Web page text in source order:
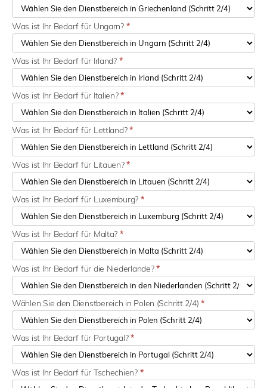
Was ist Ihr Bedarf für Ungarn? *
Was ist Ihr Bedarf für Irland? *
Was ist Ihr Bedarf für Italien?*
Was ist Ihr Bedarf für Lettland?*
Was ist Ihr Bedarf für Litauen?*
Was ist Ihr Bedarf für Luxemburg? *
Was ist Ihr Bedarf für Malta? *
Was ist Ihr Bedarf für die Niederlande?*
Wählen Sie den Dienstbereich in Polen (Schritt 2/4) *
Was ist Ihr Bedarf für Portugal?*
Was ist Ihr Bedarf für Tschechien? *